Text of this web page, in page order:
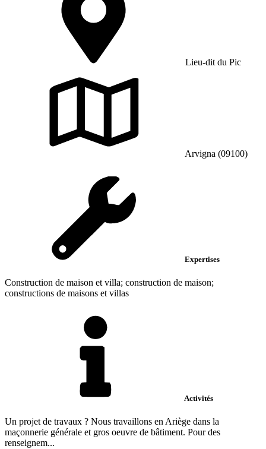
Lieu-dit du Pic
Arvigna (09100)
Expertises
Construction de maison et villa; construction de maison;
constructions de maisons et villas
Activités
Un projet de travaux ? Nous travaillons en Ariège dans la
maçonnerie générale et gros oeuvre de bâtiment. Pour des
renseignem...